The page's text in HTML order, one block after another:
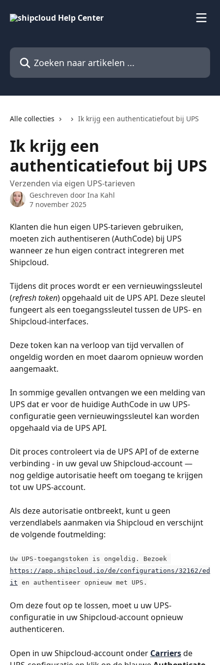
Zoeken naar artikelen ...
Alle collecties Ik krijg een authenticatiefout bij UPS
Ik krijg een
authenticatiefout bij UPS
Verzenden via eigen UPS-tarieven
Geschreven door Ina Kahl
7 november 2025
Klanten die hun eigen UPS-tarieven gebruiken,
moeten zich authentiseren (AuthCode) bij UPS
wanneer ze hun eigen contract integreren met
Shipcloud.
Tijdens dit proces wordt er een vernieuwingssleutel
(refresh token) opgehaald uit de UPS API. Deze sleutel
fungeert als een toegangssleutel tussen de UPS- en
Shipcloud-interfaces.
Deze token kan na verloop van tijd vervallen of
ongeldig worden en moet daarom opnieuw worden
aangemaakt.
In sommige gevallen ontvangen we een melding van
UPS dat er voor de huidige AuthCode in uw UPS-
configuratie geen vernieuwingssleutel kan worden
opgehaald via de UPS API.
Dit proces controleert via de UPS API of de externe
verbinding - in uw geval uw Shipcloud-account —
nog geldige autorisatie heeft om toegang te krijgen
tot uw UPS-account.
Als deze autorisatie ontbreekt, kunt u geen
verzendlabels aanmaken via Shipcloud en verschijnt
de volgende foutmelding:
Uw UPS-toegangstoken is ongeldig. Bezoek
https://app.shipcloud.io/de/configurations/32162/ed
it en authentiseer opnieuw met UPS.
Om deze fout op te lossen, moet u uw UPS-
configuratie in uw Shipcloud-account opnieuw
authenticeren.
Open in uw Shipcloud-account onder Carriers de